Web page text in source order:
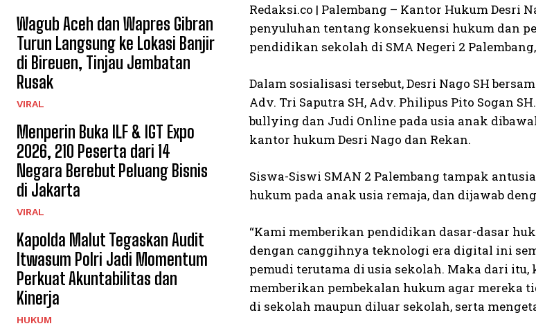
Wagub Aceh dan Wapres Gibran
Turun Langsung ke Lokasi Banjir
di Bireuen, Tinjau Jembatan
Rusak
VIRAL
Menperin Buka ILF & IGT Expo
2026, 210 Peserta dari 14
Negara Berebut Peluang Bisnis
di Jakarta
VIRAL
Kapolda Malut Tegaskan Audit
Itwasum Polri Jadi Momentum
Perkuat Akuntabilitas dan
Kinerja
HUKUM
Redaksi.co | Palembang – Kantor Hukum Desri
penyuluhan tentang konsekuensi hukum dan
pendidikan sekolah di SMA Negeri 2 Palembang,
Dalam sosialisasi tersebut, Desri Nago SH
Adv. Tri Saputra SH, Adv. Philipus Pito Sogan
bullying dan Judi Online pada usia anak
kantor hukum Desri Nago dan Rekan.
Siswa-Siswi SMAN 2 Palembang tampak
hukum pada anak usia remaja, dan dijawab
“Kami memberikan pendidikan dasar-dasar
dengan canggihnya teknologi era digital ini
pemudi terutama di usia sekolah. Maka dari
memberikan pembekalan hukum agar mereka
di sekolah maupun diluar sekolah, serta